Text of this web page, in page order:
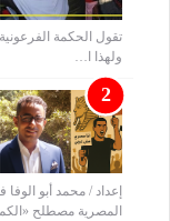
تقول الحكمة
ولهذا ا…
إعداد / محمد أبو
المصرية مصطلح